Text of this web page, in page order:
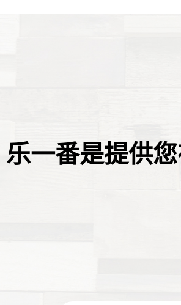
乐一番是提供